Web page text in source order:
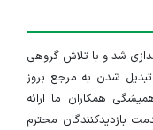
در تاریخ ۱۳۹۱/۱/۱۰ راه اندازی شد و با تلاش گروهی
شدن به مرجع بروز
همکاران ما ارائه
بازدیدکنندگان محترم